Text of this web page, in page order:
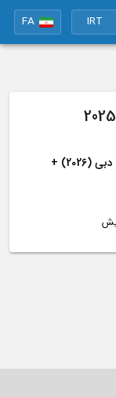
IRT
FA
تقویم نمایشگاه های دبی (2026) +